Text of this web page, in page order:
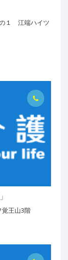
１ 江端ハイツ
王山3階